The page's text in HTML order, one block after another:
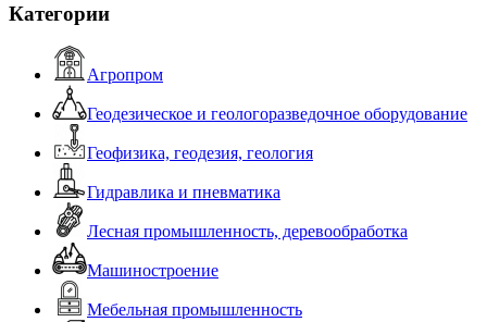
Категории
Агропром
Геодезическое и геологоразведочное оборудование
Геофизика, геодезия, геология
Гидравлика и пневматика
Лесная промышленность, деревообработка
Машиностроение
Мебельная промышленность